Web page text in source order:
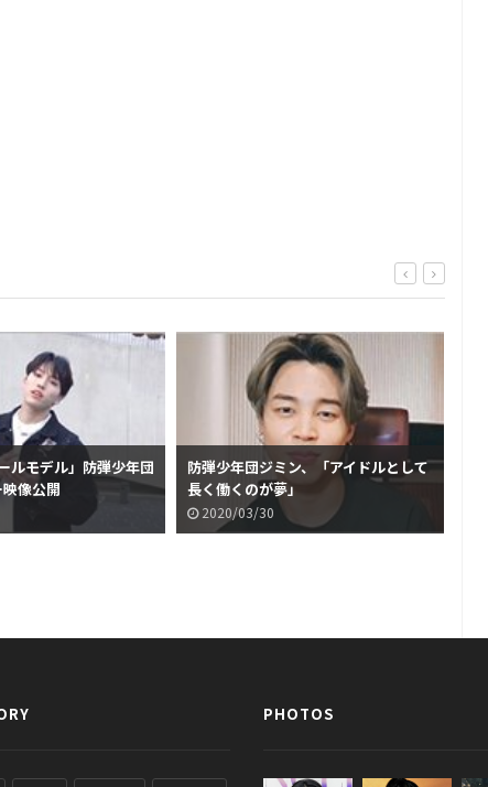
ルモデル」防弾少年団
像公開
防弾少年団ジミン、「アイドルとして
長く働くのが夢」
2020/03/30
PHOTOS